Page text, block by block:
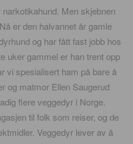
Men skjebnen
er den halvannet år gamle
og har fått fast jobb hos
uker gammel er han trent opp
vi spesialisert ham på bare å
og matmor Ellen Saugerud
flere veggedyr i Norge.
til folk som reiser, og de
Veggedyr lever av å